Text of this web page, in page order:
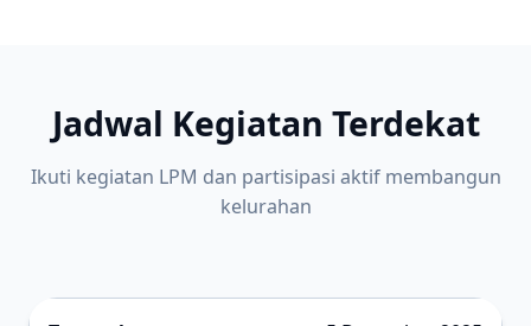
Jadwal Kegiatan Terdekat
Ikuti kegiatan LPM dan partisipasi aktif membangun
kelurahan